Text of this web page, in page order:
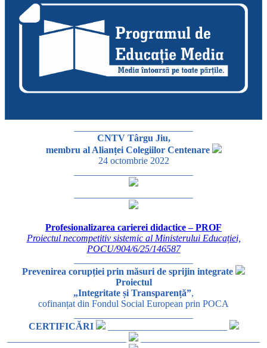
CNTV Târgu Jiu,
membru al Alianței Colegiilor Centenare
24 octombrie 2022
Profesionalizarea carierei didactice – PROF
Proiectul necompetitiv sistemic al Ministerului Educației,
POCU/904/6/25/146587
Prevenirea corupției prin măsuri de sprijin integrate
Proiectul
„Integritate și Transparență”,
cofinanțat din Fondul Social European prin POCA
CERTIFICĂRI
_________________________